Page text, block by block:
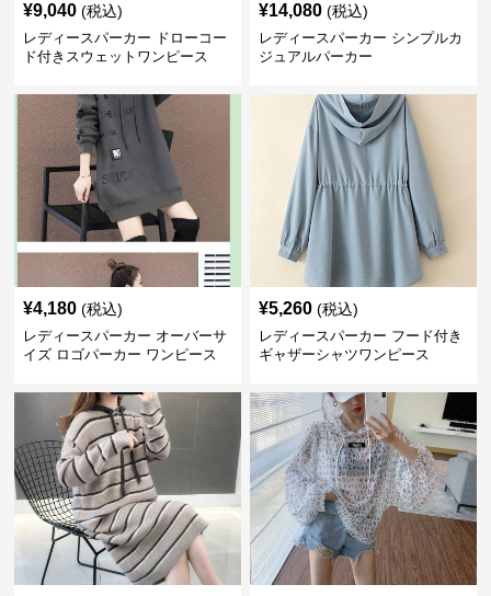
¥9,040 (税込)
レディースパーカー ドローコー
ド付きスウェットワンピース
¥14,080 (税込)
レディースパーカー シンプルカ
ジュアルパーカー
¥4,180 (税込)
レディースパーカー オーバーサ
イズ ロゴパーカー ワンピース
¥5,260 (税込)
レディースパーカー フード付き
ギャザーシャツワンピース